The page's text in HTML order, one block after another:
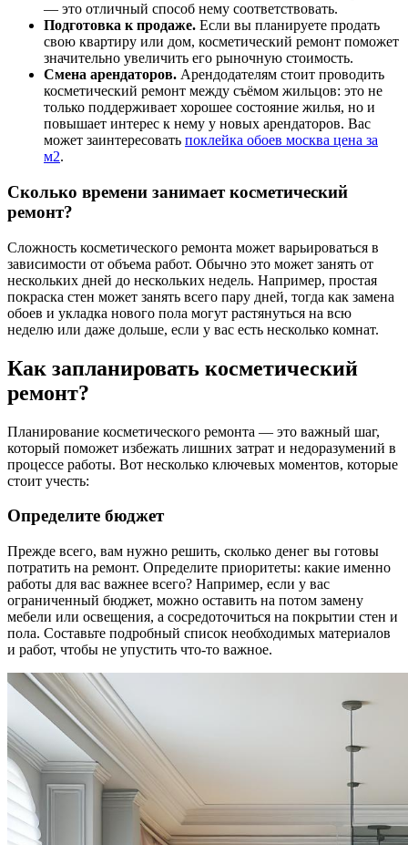
— это отличный способ нему соответствовать.
Подготовка к продаже. Если вы планируете продать
свою квартиру или дом, косметический ремонт поможет
значительно увеличить его рыночную стоимость.
Смена арендаторов. Арендодателям стоит проводить
косметический ремонт между съёмом жильцов: это не
только поддерживает хорошее состояние жилья, но и
повышает интерес к нему у новых арендаторов. Вас
может заинтересовать поклейка обоев москва цена за
м2.
Сколько времени занимает косметический
ремонт?
Сложность косметического ремонта может варьироваться в
зависимости от объема работ. Обычно это может занять от
нескольких дней до нескольких недель. Например, простая
покраска стен может занять всего пару дней, тогда как замена
обоев и укладка нового пола могут растянуться на всю
неделю или даже дольше, если у вас есть несколько комнат.
Как запланировать косметический
ремонт?
Планирование косметического ремонта — это важный шаг,
который поможет избежать лишних затрат и недоразумений в
процессе работы. Вот несколько ключевых моментов, которые
стоит учесть:
Определите бюджет
Прежде всего, вам нужно решить, сколько денег вы готовы
потратить на ремонт. Определите приоритеты: какие именно
работы для вас важнее всего? Например, если у вас
ограниченный бюджет, можно оставить на потом замену
мебели или освещения, а сосредоточиться на покрытии стен и
пола. Составьте подробный список необходимых материалов
и работ, чтобы не упустить что-то важное.